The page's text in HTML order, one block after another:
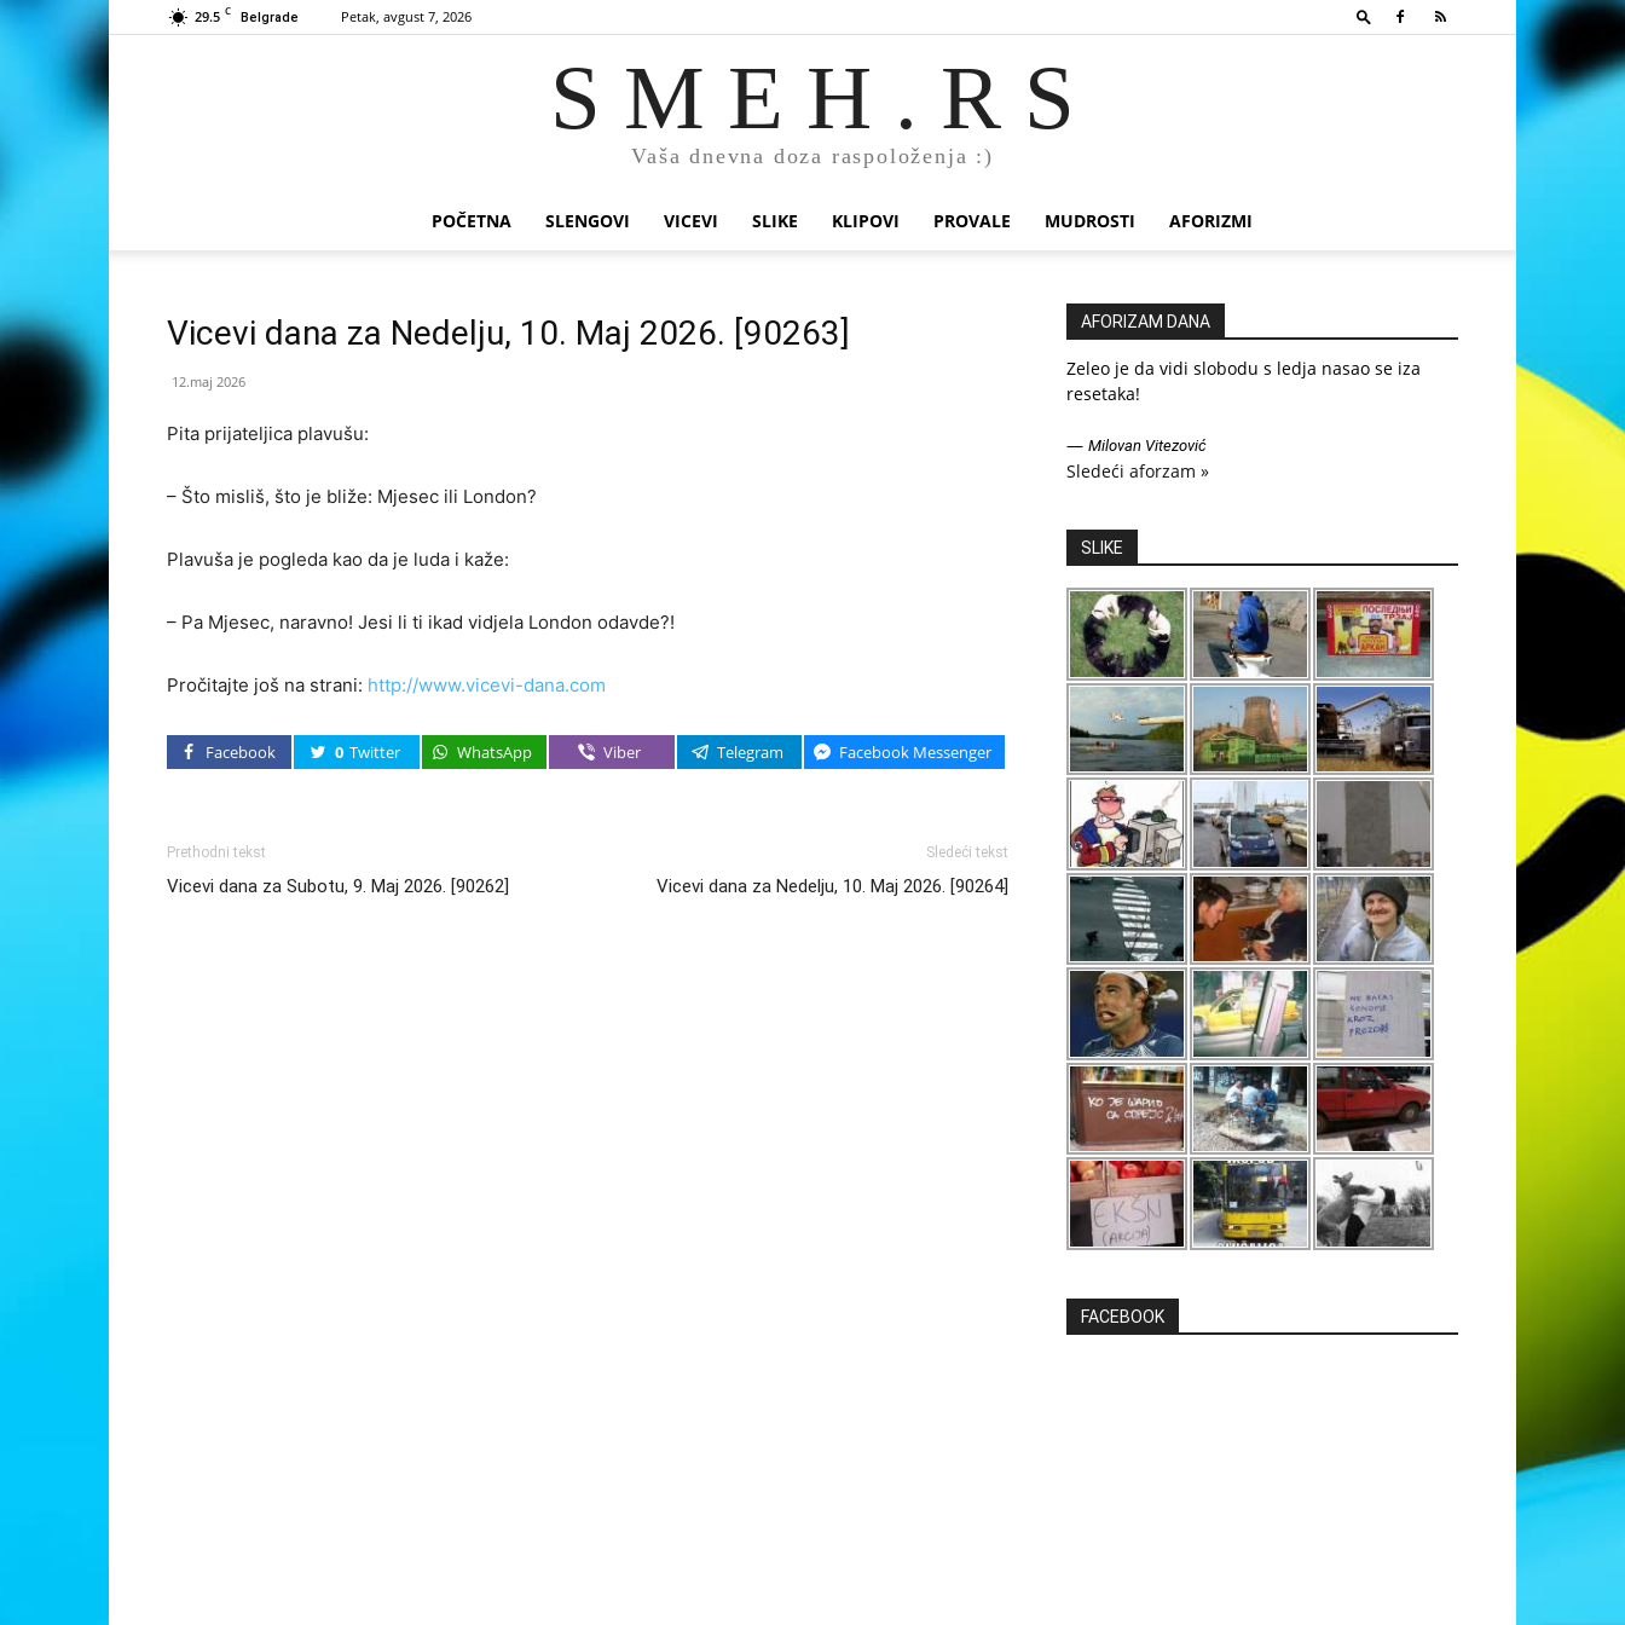
29.5 C Belgrade Petak, avgust 7, 2026
S M E H . R S
Vaša dnevna doza raspoloženja :)
POČETNA SLENGOVI VICEVI SLIKE KLIPOVI PROVALE MUDROSTI AFORIZMI
Vicevi dana za Nedelju, 10. Maj 2026. [90263]
12.maj 2026
Pita prijateljica plavušu:
– Što misliš, što je bliže: Mjesec ili London?
Plavuša je pogleda kao da je luda i kaže:
– Pa Mjesec, naravno! Jesi li ti ikad vidjela London odavde?!
Pročitajte još na strani: http://www.vicevi-dana.com
Facebook 0 Twitter WhatsApp Viber Telegram Facebook Messenger
Prethodni tekst
Vicevi dana za Subotu, 9. Maj 2026. [90262]
Sledeći tekst
Vicevi dana za Nedelju, 10. Maj 2026. [90264]
AFORIZAM DANA
Zeleo je da vidi slobodu s ledja nasao se iza
resetaka!
— Milovan Vitezović
Sledeći aforzam »
SLIKE
FACEBOOK